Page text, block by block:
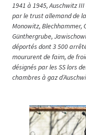
1941 à 1945, Auschwitz
par le trust allemand de
Monowitz, Blechhammer,
Günthergrube,
déportés dont 3 500
moururent de faim, de
désignés par les SS lors
chambres à gaz